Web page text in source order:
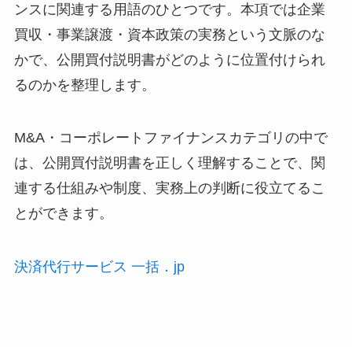
ンスに関連する用語のひとつです。本項では企業
買収・事業譲渡・資本政策の実務という文脈のな
かで、公開買付説明書がどのように位置付けられ
るのかを整理します。
M&A・コーポレートファイナンスカテゴリの中で
は、公開買付説明書を正しく理解することで、関
連する仕組みや制度、実務上の判断に役立てるこ
とができます。
決済代行サービス 一括．jp